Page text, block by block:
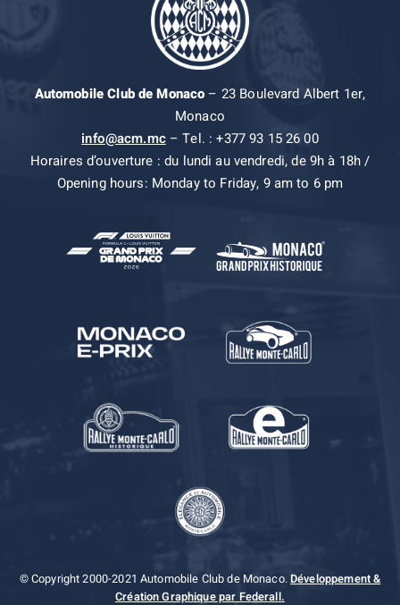
Automobile Club de Monaco– 23 Boulevard Albert 1er,
Monaco
info@acm.mc– Tel. : +377 93 15 26 00
Horaires d’ouverture : du lundi au vendredi, de 9h à 18h /
Opening hours: Monday to Friday, 9 am to 6 pm
© Copyright 2000-2021 Automobile Club de Monaco.Développement &
Création Graphique par Federall.